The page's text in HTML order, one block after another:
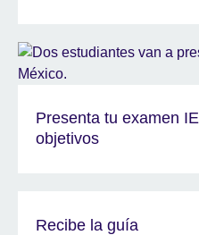
Presenta tu examen
objetivos
Recibe la guía